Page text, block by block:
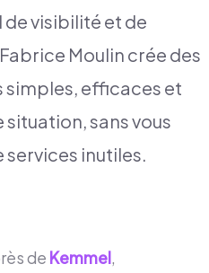
de visibilité et de
Moulin crée des
efficaces et
sans vous
inutiles.
de Kemmel,